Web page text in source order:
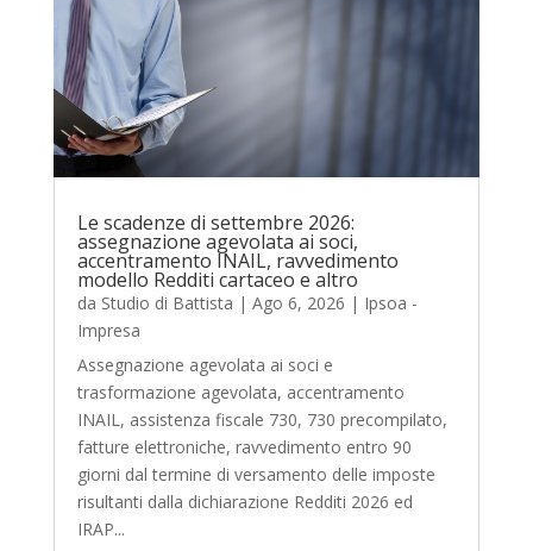
Le scadenze di settembre 2026:
assegnazione agevolata ai soci,
accentramento INAIL, ravvedimento
modello Redditi cartaceo e altro
da Studio di Battista | Ago 6, 2026 | Ipsoa -
Impresa
Assegnazione agevolata ai soci e
trasformazione agevolata, accentramento
INAIL, assistenza fiscale 730, 730 precompilato,
fatture elettroniche, ravvedimento entro 90
giorni dal termine di versamento delle imposte
risultanti dalla dichiarazione Redditi 2026 ed
IRAP...